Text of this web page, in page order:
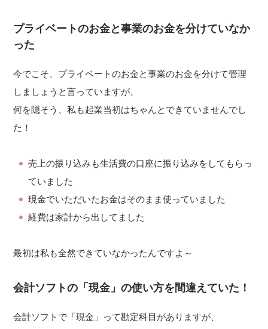
プライベートのお金と事業のお金を分けていなか
った
今でこそ、プライベートのお金と事業のお金を分けて管理
しましょうと言っていますが、
何を隠そう、私も起業当初はちゃんとできていませんでし
た！
売上の振り込みも生活費の口座に振り込みをしてもらっ
ていました
現金でいただいたお金はそのまま使っていました
経費は家計から出してました
最初は私も全然できていなかったんですよ～
会計ソフトの「現金」の使い方を間違えていた！
会計ソフトで「現金」って勘定科目がありますが、